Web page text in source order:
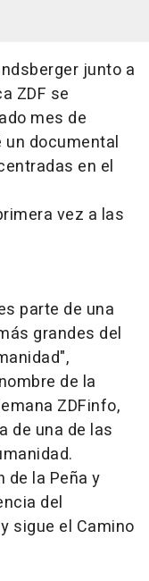
junto a
ZDF se
mes de
documental
en el
vez a las
parte de una
grandes del
de la
ZDFinfo,
de una de las
de la Peña y
del
sigue el Camino